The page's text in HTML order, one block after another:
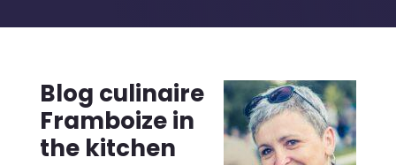
Blog culinaire
Framboize in
the kitchen